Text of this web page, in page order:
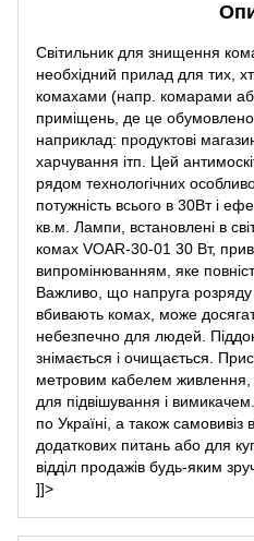
Світильник для знищення
необхідний прилад для тих,
комахами (напр. комарами
приміщень, де це
наприклад: продуктові
харчування ітп. Цей
рядом технологічних
потужність всього в 30Вт і
кв.м. Лампи, встановлені в
комах VOAR-30-01 30 Вт,
випромінюванням, яке
Важливо, що напруга
вбивають комах, може
небезпечно для людей.
знімається і очищається.
метровим кабелем
для підвішування і
по Україні, а також самовивіз
додаткових питань або для
відділ продажів будь-яким
]]>